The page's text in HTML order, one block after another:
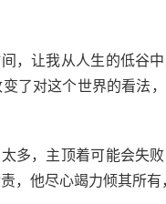
，让我从人生的低谷
了对这个世界的看法
多，主顶着可能会失
，他尽心竭力倾其所有